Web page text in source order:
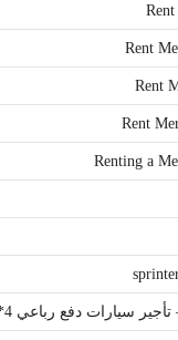
Rent
Rent
Rent
Renting a